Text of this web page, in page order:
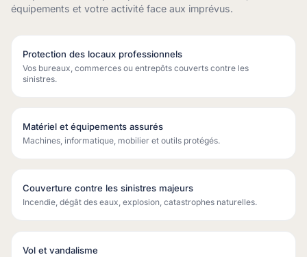
équipements et votre activité face aux imprévus.
Protection des locaux professionnels
Vos bureaux, commerces ou entrepôts couverts contre les
sinistres.
Matériel et équipements assurés
Machines, informatique, mobilier et outils protégés.
Couverture contre les sinistres majeurs
Incendie, dégât des eaux, explosion, catastrophes naturelles.
Vol et vandalisme